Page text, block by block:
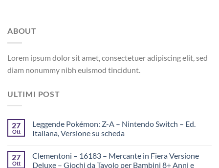
ABOUT
Lorem ipsum dolor sit amet, consectetuer adipiscing elit, sed
diam nonummy nibh euismod tincidunt.
ULTIMI POST
27
Ott
Leggende Pokémon: Z-A – Nintendo Switch – Ed.
Italiana, Versione su scheda
27
Ott
Clementoni – 16183 – Mercante in Fiera Versione
Deluxe – Giochi da Tavolo per Bambini 8+ Anni e